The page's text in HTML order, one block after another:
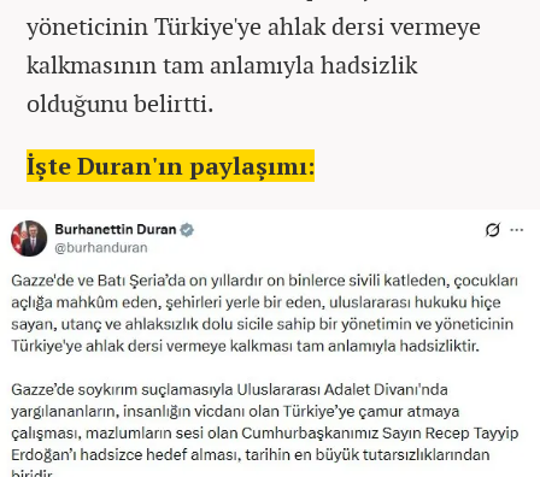
yöneticinin Türkiye'ye ahlak dersi vermeye
kalkmasının tam anlamıyla hadsizlik
olduğunu belirtti.
İşte Duran'ın paylaşımı: